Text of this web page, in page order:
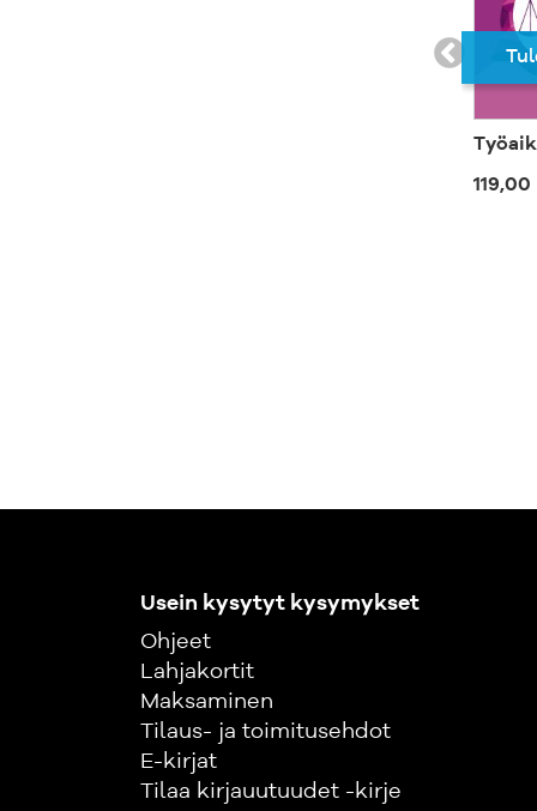
119,00
Usein kysytyt kysymykset
Ohjeet
Lahjakortit
Maksaminen
Tilaus- ja toimitusehdot
E-kirjat
Tilaa kirjauutuudet -kirje